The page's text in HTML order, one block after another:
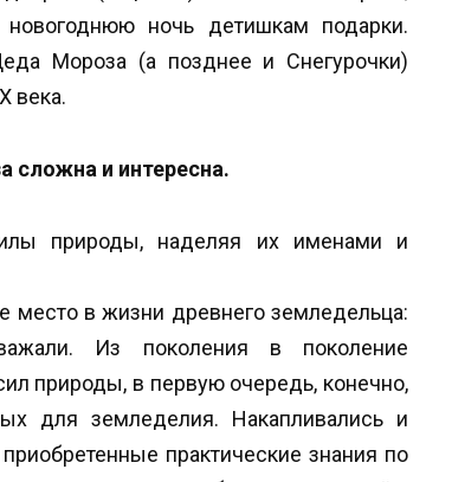
ночь детишкам подарки.
Мороза (а позднее и Снегурочки)
века.
сложна и интересна.
природы, наделяя их именами и
в жизни древнего земледельца:
Из поколения в поколение
природы, в первую очередь, конечно,
для земледелия. Накапливались и
практические знания по